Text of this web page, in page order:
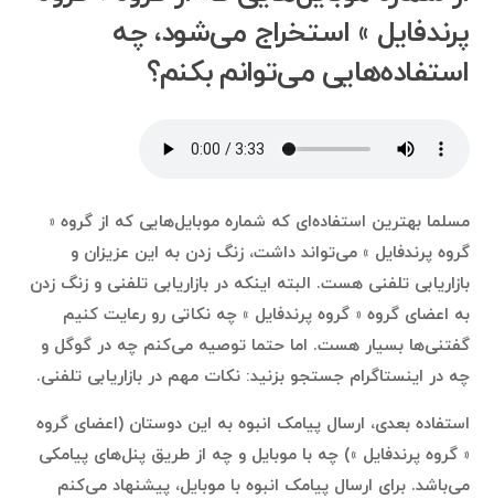
پرندفایل » استخراج می‌شود، چه
استفاده‌هایی می‌توانم بکنم؟
مسلما بهترین استفاده‌ای که شماره موبایل‌هایی که از گروه ‌«
گروه پرندفایل » می‌تواند داشت، زنگ زدن به این عزیزان و
بازاریابی تلفنی هست. البته اینکه در بازاریابی تلفنی و زنگ زدن
به اعضای گروه ‌« گروه پرندفایل » چه نکاتی رو رعایت کنیم
گفتنی‌ها بسیار هست. اما حتما توصیه می‌کنم چه در گوگل و
چه در اینستاگرام جستجو بزنید: نکات مهم در بازاریابی تلفنی.
استفاده بعدی، ارسال پیامک انبوه به این دوستان (اعضای گروه
‌« گروه پرندفایل ») چه با موبایل و چه از طریق پنل‌های پیامکی
می‌باشد. برای ارسال پیامک انبوه با موبایل، پیشنهاد می‌کنم